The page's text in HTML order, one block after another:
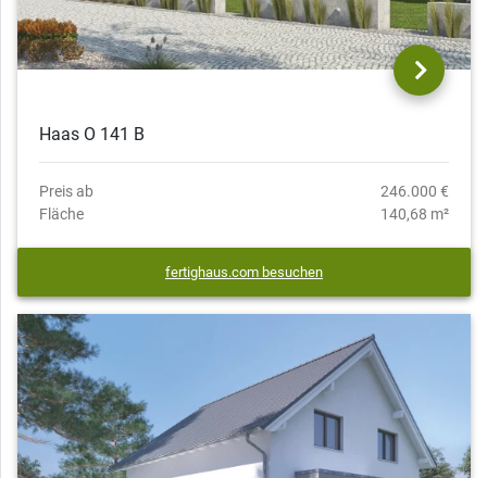
Haas O 141 B
Preis ab
246.000 €
Fläche
140,68 m²
fertighaus.com besuchen